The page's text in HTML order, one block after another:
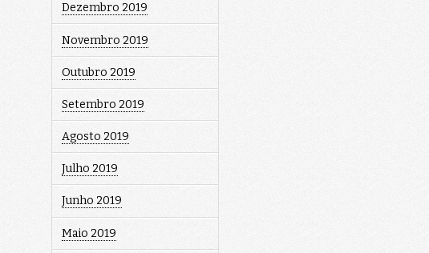
Dezembro 2019
Novembro 2019
Outubro 2019
Setembro 2019
Agosto 2019
Julho 2019
Junho 2019
Maio 2019